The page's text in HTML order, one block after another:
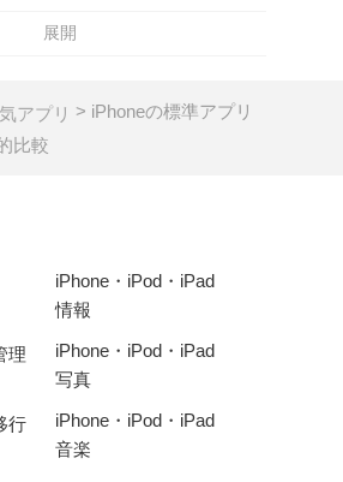
展開
アプリ > iPhoneの標準アプリ
比較
iPhone・iPod・iPad
情報
理
iPhone・iPod・iPad
写真
行
iPhone・iPod・iPad
音楽